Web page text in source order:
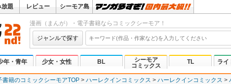
放題 レビュー シーモア島
漫画（まんが）・電子書籍ならコミックシーモア！
ジャンルで探す
年・青年 少女・女性 BL
シーモア
コミックス
TL ライ
書籍のコミックシーモアTOP ハーレクインコミックス ハーレクインコミックス